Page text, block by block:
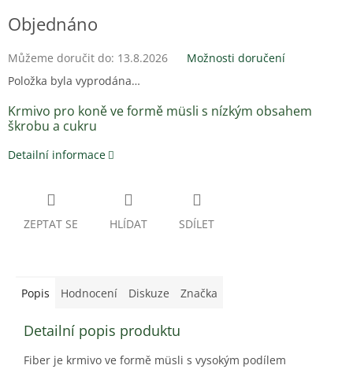
cena:
Objednáno
Můžeme doručit do: 13.8.2026
Možnosti doručení
Položka byla vyprodána…
Krmivo pro koně ve formě müsli s nízkým obsahem
škrobu a cukru
Detailní informace
ZEPTAT SE HLÍDAT SDÍLET
Popis Hodnocení Diskuze Značka
Detailní popis produktu
Fiber je krmivo ve formě müsli s vysokým podílem